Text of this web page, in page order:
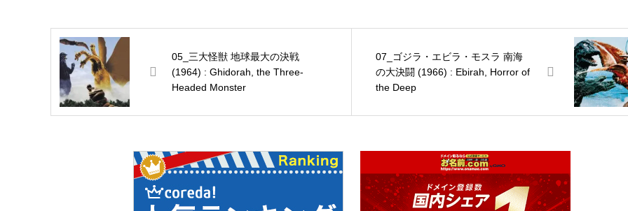
05_三大怪獣 地球最大の決戦
(1964) : Ghidorah, the Three-
Headed Monster
07_ゴジラ・エビラ・モスラ 南海
の大決闘 (1966) : Ebirah, Horror of
the Deep